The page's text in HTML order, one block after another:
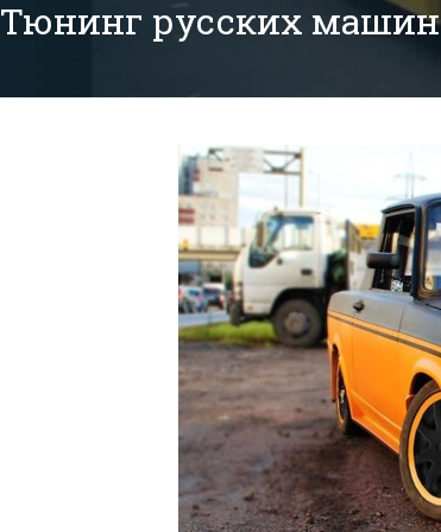
Тюнинг русских машин